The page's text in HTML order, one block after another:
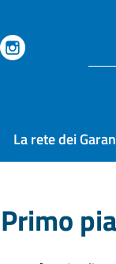
La rete dei
Primo